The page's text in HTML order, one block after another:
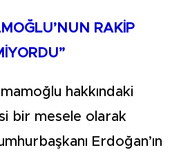
RAKİP
hakkındaki
bir mesele olarak
Erdoğan’ın